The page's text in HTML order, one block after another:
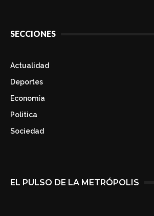
SECCIONES
Actualidad
Deportes
Economía
Politica
Sociedad
EL PULSO DE LA METRÓPOLIS